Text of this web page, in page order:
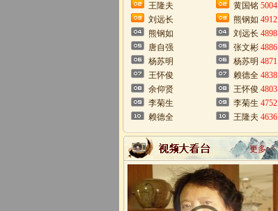
王隆夫
刘远长
熊钢如
唐自强
杨苏明
王怀俊
余仰贤
李菊生
赖德全
黄国铭 5004
熊钢如 4912
刘远长 4898
张文彬 4886
杨苏明 4871
赖德全 4838
王怀俊 4803
李菊生 4752
王隆夫 4636
更多>>